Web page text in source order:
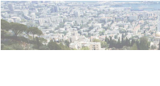
לחץ
כאן
לחץ
כדי